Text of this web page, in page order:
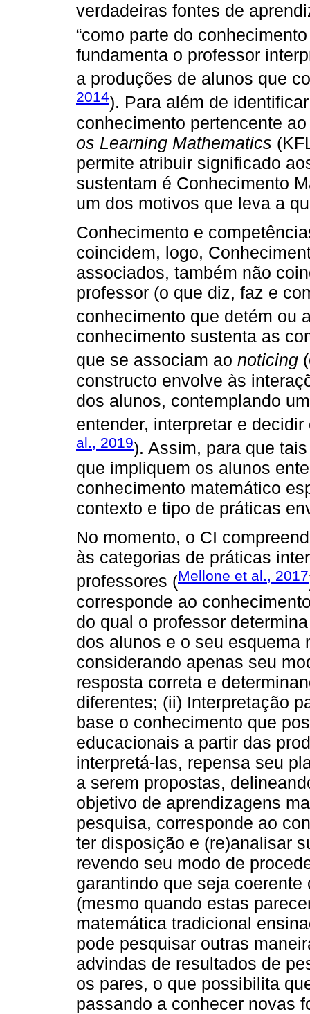
verdadeiras fontes de
“como parte do
fundamenta o professor
a produções de alunos que
2014). Para além de
conhecimento pertencente
os Learning Mathematics
permite atribuir significado
sustentam é Conhecimento
um dos motivos que leva a
Conhecimento e
coincidem, logo,
associados, também não
professor (o que diz, faz e
conhecimento que detém ou
conhecimento sustenta as
que se associam ao noticing
constructo envolve às
dos alunos, contemplando
entender, interpretar e
al., 2019). Assim, para que
que impliquem os alunos
conhecimento matemático
contexto e tipo de práticas
No momento, o CI
às categorias de práticas
professores (Mellone et al., 2017
corresponde ao
do qual o professor
dos alunos e o seu esquema
considerando apenas seu
resposta correta e
diferentes; (ii) Interpretação
base o conhecimento que
educacionais a partir das
interpretá-las, repensa seu
a serem propostas,
objetivo de aprendizagens
pesquisa, corresponde ao
ter disposição e (re)analisar
revendo seu modo de
garantindo que seja
(mesmo quando estas
matemática tradicional
pode pesquisar outras
advindas de resultados de
os pares, o que possibilita
passando a conhecer novas